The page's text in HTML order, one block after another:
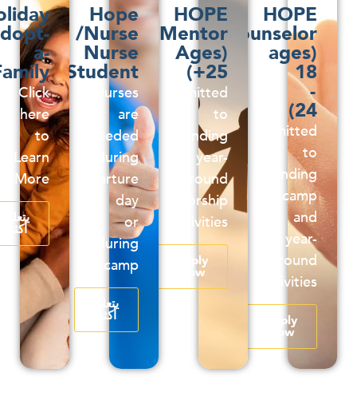
HOPE
Counselor
(ages
18
24)
Committed
attending
camp
and
year-
round
activities
Apply
Now
HOPE
Mentor
(Ages
25+)
Committed
to
attending
year-
round
mentorship
activities
Apply
Now
Hope
Nurse/
Nurse
Student
Nurses
are
needed
during
departure
day
or
during
camp
يتعلم
أكثر
Holiday
Adopt-
a-
Family
Click
here
to
Learn
More!
يتعلم
أكثر